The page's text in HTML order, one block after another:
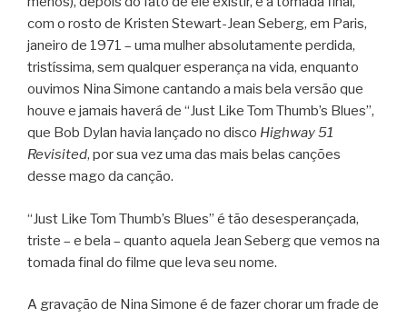
com o rosto de Kristen Stewart-Jean Seberg, em Paris,
janeiro de 1971 – uma mulher absolutamente perdida,
tristíssima, sem qualquer esperança na vida, enquanto
ouvimos Nina Simone cantando a mais bela versão que
houve e jamais haverá de “Just Like Tom Thumb’s Blues”,
que Bob Dylan havia lançado no disco Highway 51
Revisited, por sua vez uma das mais belas canções
desse mago da canção.
“Just Like Tom Thumb’s Blues” é tão desesperançada,
triste – e bela – quanto aquela Jean Seberg que vemos na
tomada final do filme que leva seu nome.
A gravação de Nina Simone é de fazer chorar um frade de